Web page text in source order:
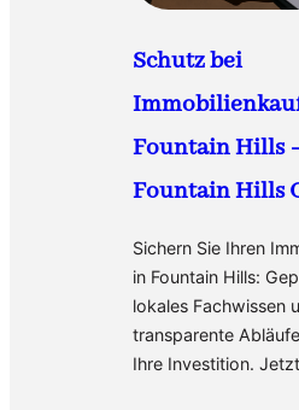
Schutz bei
Fountain Hills
Fountain Hills
Sichern Sie Ihren
in Fountain Hills:
lokales Fachwissen
transparente
Ihre Investition.